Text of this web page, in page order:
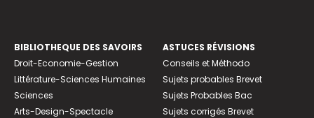
BIBLIOTHEQUE DES SAVOIRS
Droit-Economie-Gestion
Littérature-Sciences Humaines
Sciences
Arts-Design-Spectacle
ASTUCES RÉVISIONS
Conseils et Méthodo
Sujets probables Brevet
Sujets Probables Bac
Sujets corrigés Brevet